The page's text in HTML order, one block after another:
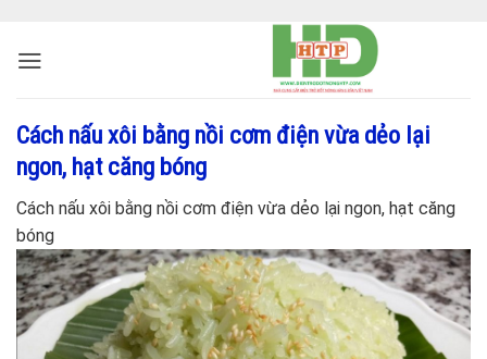
Cách nấu xôi bằng nồi cơm điện vừa dẻo lại
ngon, hạt căng bóng
Cách nấu xôi bằng nồi cơm điện vừa dẻo lại ngon, hạt căng
bóng